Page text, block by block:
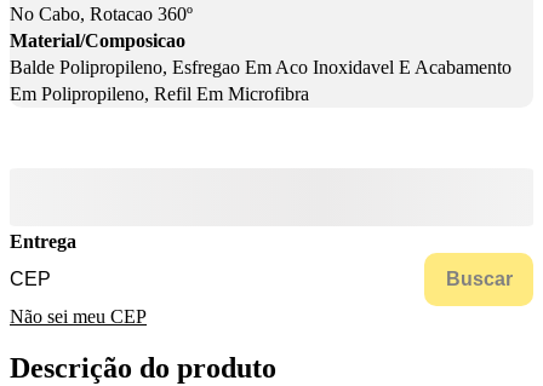
No Cabo, Rotacao 360º
Material/Composicao
Balde Polipropileno, Esfregao Em Aco Inoxidavel E Acabamento
Em Polipropileno, Refil Em Microfibra
Entrega
Buscar
Não sei meu CEP
Descrição do produto